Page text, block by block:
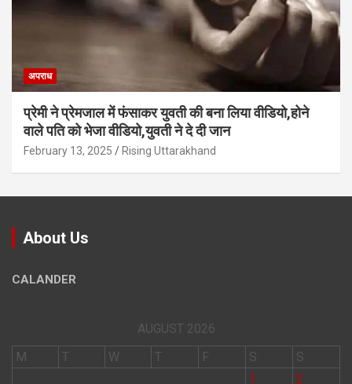
अपराध
प्रेमी ने प्रेमजाल में फंसाकर युवती की बना लिया वीडियो,होने
वाले पत‍ि को भेजा वीड‍ियो,युवती ने दे दी जान
February 13, 2025 Rising Uttarakhand
About Us
CALANDER
AUGUST 2026
M
T W T F S
S
1
2